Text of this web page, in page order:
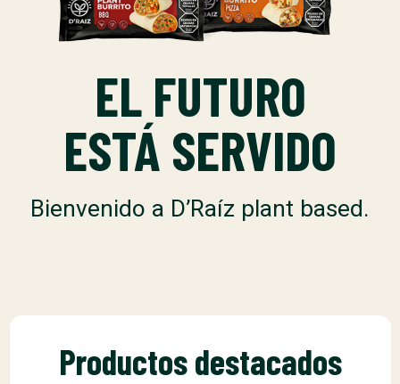
EL FUTURO
ESTÁ SERVIDO
Bienvenido a D’Raíz plant based.
Productos destacados